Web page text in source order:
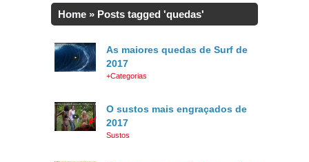
Home » Posts tagged 'quedas'
As maiores quedas de Surf de
2017
+Categorias
O sustos mais engraçados de
2017
Sustos